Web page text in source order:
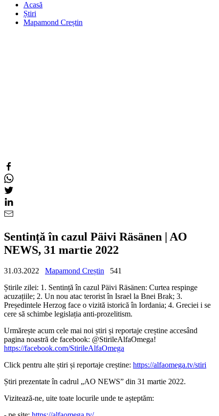
Acasă
Știri
Mapamond Creștin
Sentință în cazul Päivi Räsänen | AO
NEWS, 31 martie 2022
31.03.2022 Mapamond Creștin
541
Știrile zilei: 1. Sentință în cazul Päivi Räsänen: Curtea respinge
acuzațiile; 2. Un nou atac terorist în Israel la Bnei Brak; 3.
Președintele Herzog face o vizită istorică în Iordania; 4. Greciei i se
cere să schimbe legislația anti-prozelitism.
Urmărește acum cele mai noi știri și reportaje creștine accesând
pagina noastră de facebook: @StirileAlfaOmega!
https://facebook.com/StirileAlfaOmega
Click pentru alte știri și reportaje creștine: https://alfaomega.tv/stiri
Știri prezentate în cadrul „AO NEWS” din 31 martie 2022.
Vizitează-ne, uite toate locurile unde te așteptăm: